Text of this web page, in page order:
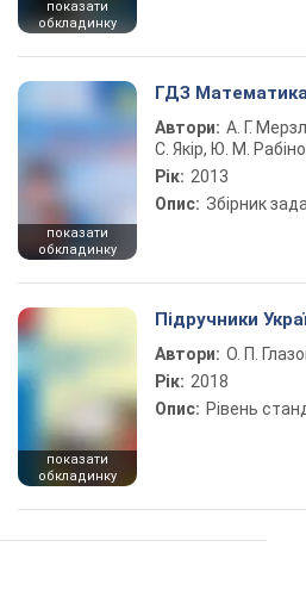
показати
обкладинку
показати
обкладинку
ГДЗ
Автори: А. Г.
С. Якір, Ю. М.
Рік: 2013
Опис: Збірник
показати
обкладинку
Підручники
Автори: О. П.
Рік: 2018
Опис: Рівень